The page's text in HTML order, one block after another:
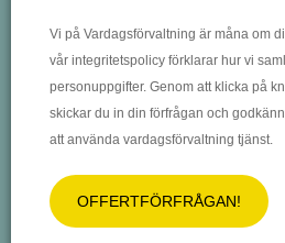
Vi på Vardagsförvaltning är måna om
vår integritetspolicy förklarar hur vi
personuppgifter. Genom att klicka på
skickar du in din förfrågan och
att använda vardagsförvaltning tjänst.
OFFERTFÖRFRÅGAN!